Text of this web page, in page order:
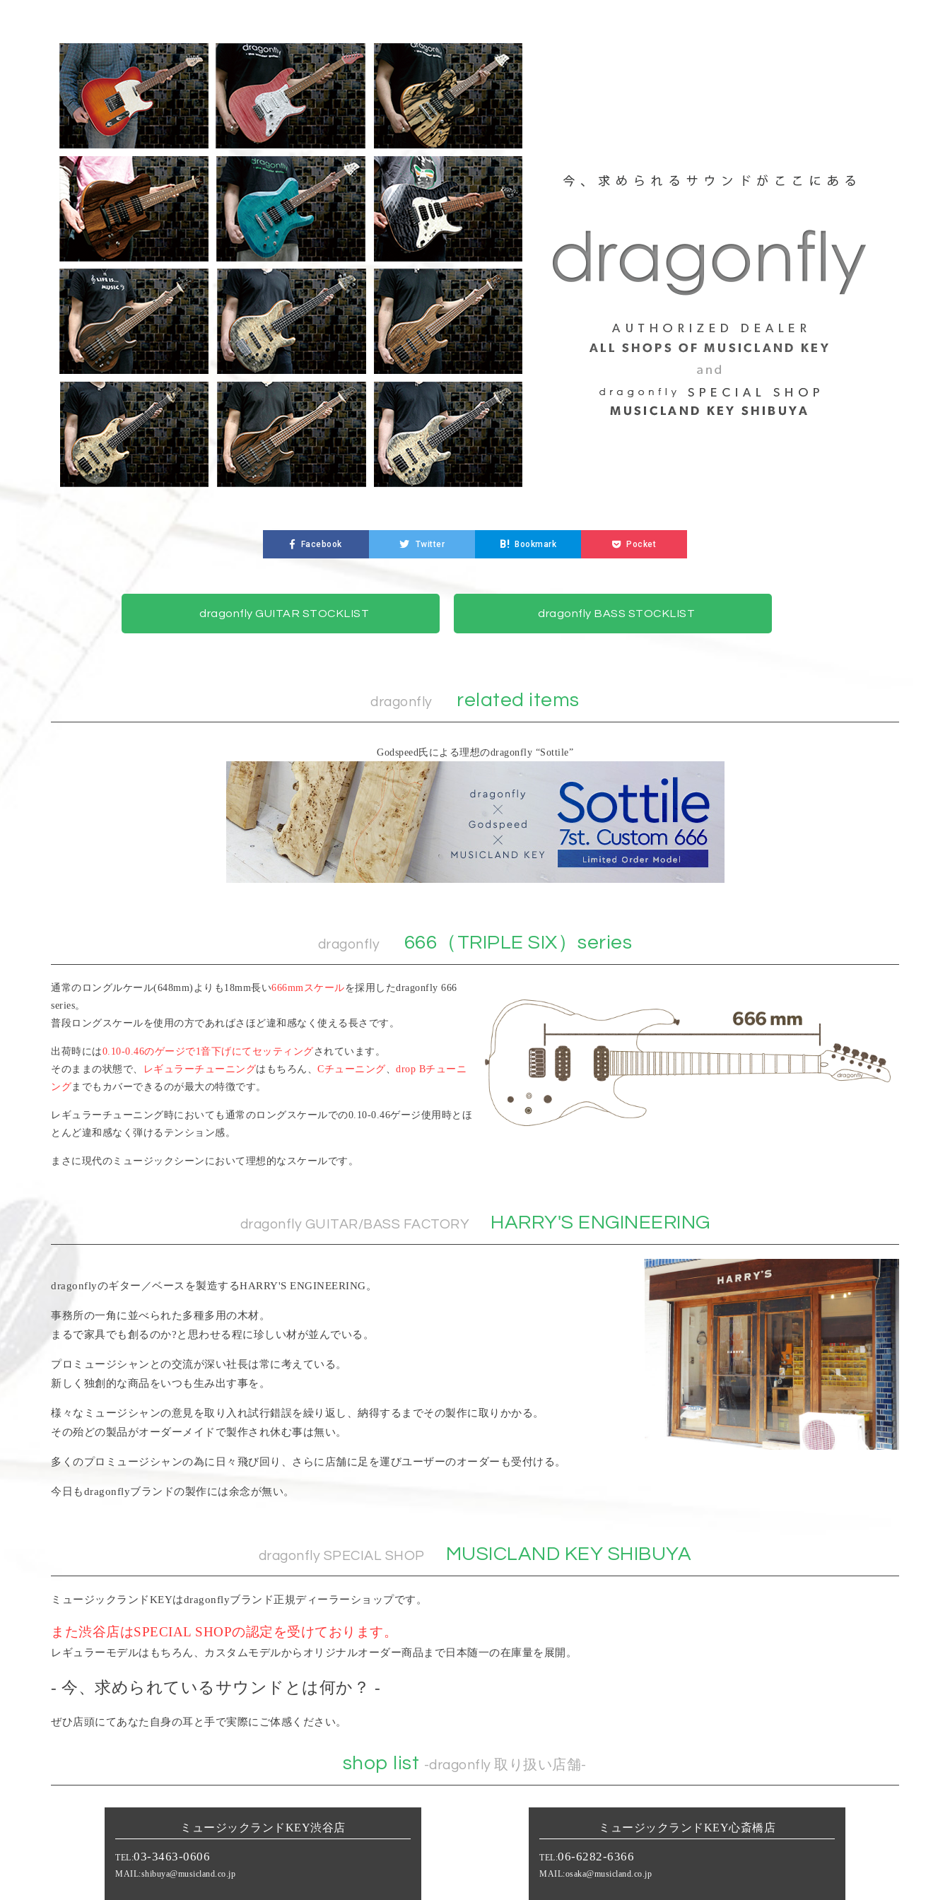
Facebook Twitter B! Bookmark Pocket
dragonfly GUITAR STOCKLIST dragonfly BASS STOCKLIST
dragonfly related items
Godspeed氏による理想のdragonfly “Sottile”
dragonfly 666（TRIPLE SIX）series
通常のロングルケール(648mm)よりも18mm長い666mmスケールを採用したdragonfly 666
series。
普段ロングスケールを使用の方であればさほど違和感なく使える長さです。
出荷時には0.10-0.46のゲージで1音下げにてセッティング されています。
そのままの状態で、
レギュラーチューニングはもちろん、 Cチューニング、 drop Bチューニ
ングまでもカバーできるのが最大の特徴です。
レギュラーチューニング時においても通常のロングスケールでの0.10-0.46ゲージ使用時とほ
とんど違和感なく弾けるテンション感。
まさに現代のミュージックシーンにおいて理想的なスケールです。
dragonfly GUITAR/BASS FACTORY HARRY'S ENGINEERING
dragonflyのギター／ベースを製造するHARRY'S ENGINEERING。
事務所の一角に並べられた多種多用の木材。
まるで家具でも創るのか?と思わせる程に珍しい材が並んでいる。
プロミュージシャンとの交流が深い社長は常に考えている。
新しく独創的な商品をいつも生み出す事を。
様々なミュージシャンの意見を取り入れ試行錯誤を繰り返し、納得するまでその製作に取りかかる。
その殆どの製品がオーダーメイドで製作され休む事は無い。
多くのプロミュージシャンの為に日々飛び回り、さらに店舗に足を運びユーザーのオーダーも受付ける。
今日もdragonflyブランドの製作には余念が無い。
dragonfly SPECIAL SHOP MUSICLAND KEY SHIBUYA
ミュージックランドKEYはdragonflyブランド正規ディーラーショップです。
また渋谷店はSPECIAL SHOPの認定を受けております。
レギュラーモデルはもちろん、カスタムモデルからオリジナルオーダー商品まで日本随一の在庫量を展開。
- 今、求められているサウンドとは何か？ -
ぜひ店頭にてあなた自身の耳と手で実際にご体感ください。
shop list -dragonfly 取り扱い店舗-
ミュージックランドKEY渋谷店
TEL:03-3463-0606
MAIL:shibuya@musicland.co.jp
ミュージックランドKEY心斎橋店
TEL:06-6282-6366
MAIL:osaka@musicland.co.jp